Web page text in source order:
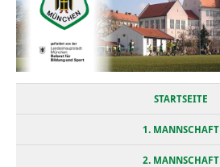
STARTSEITE
1. MANNSCHAFT
2. MANNSCHAFT